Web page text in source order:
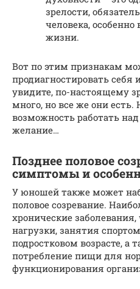
зрелости,
человека,
жизни.
Вот по этим признакам
продиагностировать себя
увидите, по-настоящему
много, но все же они есть.
возможность работать
желание…
Позднее половое
симптомы и
У юношей также может
половое созревание.
хронические
нагрузки, занятия
подростковом возрасте, а
потребление пищи для
функционирования